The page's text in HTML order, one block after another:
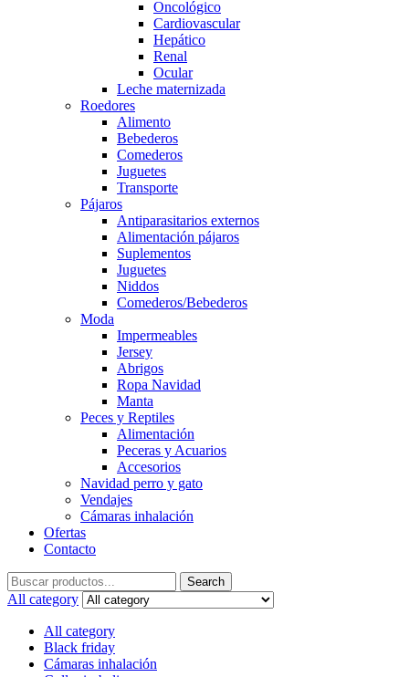
Oncológico
Cardiovascular
Hepático
Renal
Ocular
Leche maternizada
Roedores
Alimento
Bebederos
Comederos
Juguetes
Transporte
Pájaros
Antiparasitarios externos
Alimentación pájaros
Suplementos
Juguetes
Niddos
Comederos/Bebederos
Moda
Impermeables
Jersey
Abrigos
Ropa Navidad
Manta
Peces y Reptiles
Alimentación
Peceras y Acuarios
Accesorios
Navidad perro y gato
Vendajes
Cámaras inhalación
Ofertas
Contacto
Search
for:
Search
All category
All category
Black friday
Cámaras inhalación